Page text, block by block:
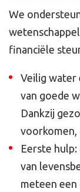
We
financiële
Veilig water
van goede
Dankzij
voorkomen,
Eerste
van
meteen